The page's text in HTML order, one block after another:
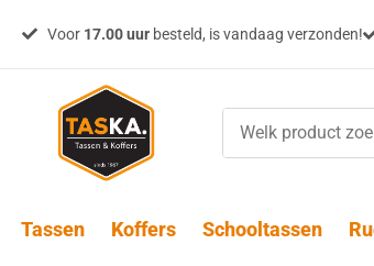
Voor 17.00 uurbesteld, is vandaag verzonden!
Tassen Koffers Schooltassen